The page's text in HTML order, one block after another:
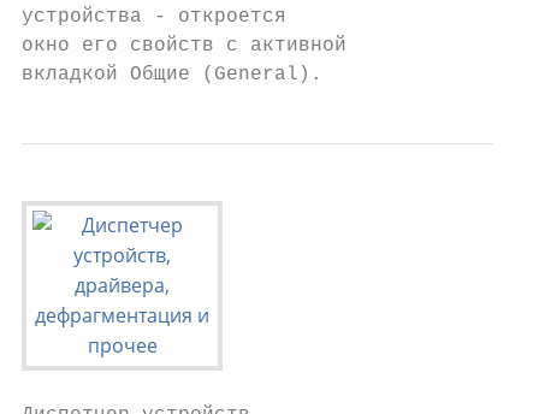
устройства - откроется
окно его свойств с активной
вкладкой Общие (General).